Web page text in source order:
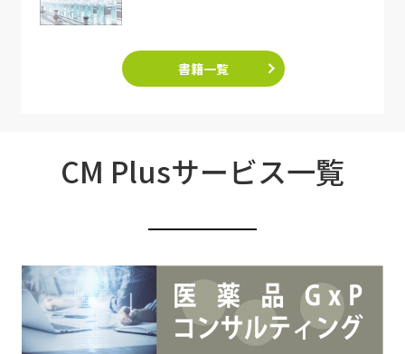
書籍一覧
CM Plusサービス一覧